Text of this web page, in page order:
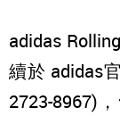
adidas
續於 adidas
2723-8967)，